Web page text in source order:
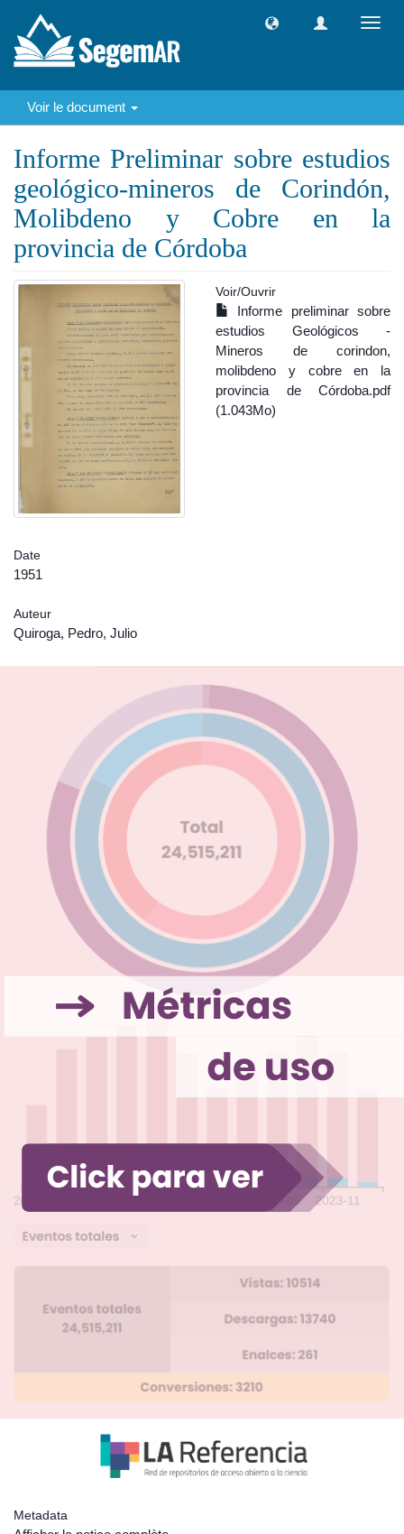
Voir le document
Informe Preliminar sobre estudios
geológico-mineros de Corindón,
Molibdeno y Cobre en la
provincia de Córdoba
Voir/Ouvrir
Informe preliminar sobre
estudios Geológicos -
Mineros de corindon,
molibdeno y cobre en la
provincia de Córdoba.pdf
(1.043Mo)
Date
1951
Auteur
Quiroga, Pedro, Julio
Metadata